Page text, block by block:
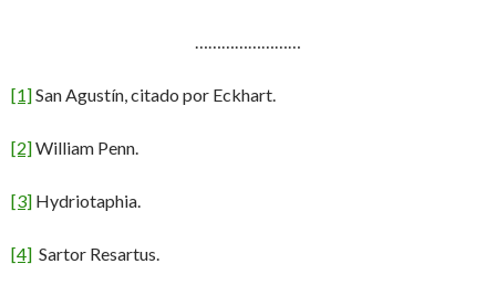
……………………
[1]San Agustín, citado por Eckhart.
[2]William Penn.
[3] Hydriotaphia.
[4] Sartor Resartus.